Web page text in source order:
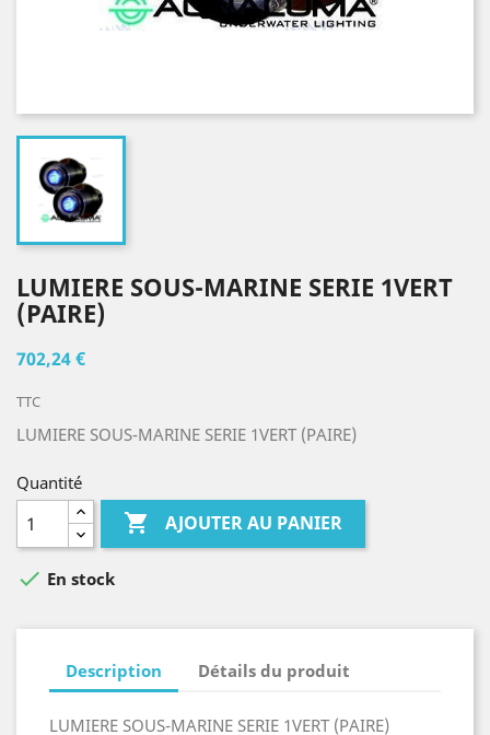
LUMIERE SOUS-MARINE SERIE 1VERT
(PAIRE)
702,24 €
TTC
LUMIERE SOUS-MARINE SERIE 1VERT (PAIRE)
Quantité
 AJOUTER AU PANIER
 En stock
Description Détails du produit
LUMIERE SOUS-MARINE SERIE 1VERT (PAIRE)